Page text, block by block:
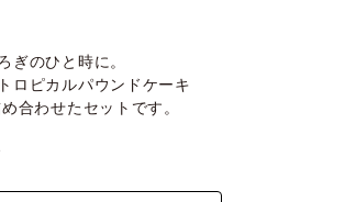
ぎのひと時に。
ロピカルパウンドケーキ
合わせたセットです。